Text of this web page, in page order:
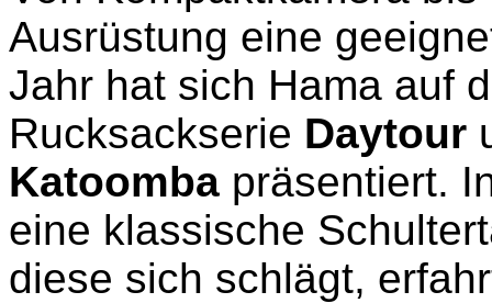
Ausrüstung eine
Jahr hat sich Hama auf
Rucksackserie Daytour
Katoomba präsentiert.
eine klassische
diese sich schlägt,